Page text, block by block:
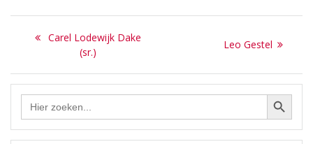
landschappen, stillevens en
informatie: Wikipedia | De
Valk Lexicon | RKD en
onderstaande berichten op
deze site.
Bericht
navigatie
Previous
Carel Lodewijk Dake
(sr.)
Next
Leo Gestel
Zoek Zoekknop